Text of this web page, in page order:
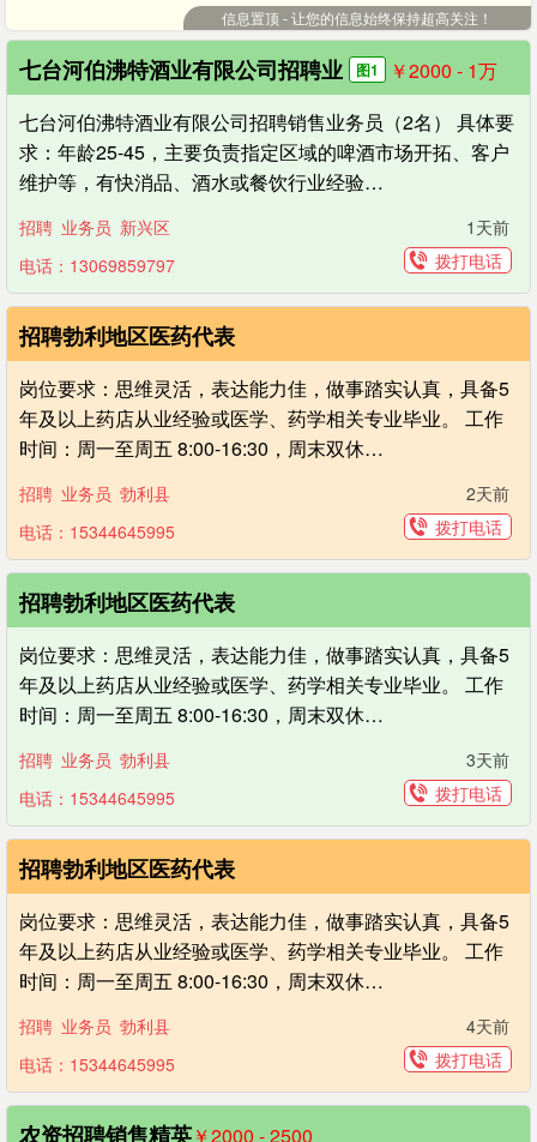
信息置顶 - 让您的信息始终保持超高关注！
七台河伯沸特酒业有限公司招聘业 图1 ￥2000 - 1万
七台河伯沸特酒业有限公司招聘销售业务员（2名） 具体要
求：年龄25-45，主要负责指定区域的啤酒市场开拓、客户
维护等，有快消品、酒水或餐饮行业经验…
招聘 业务员 新兴区
1天前
电话：13069859797
拨打电话
招聘勃利地区医药代表
岗位要求：思维灵活，表达能力佳，做事踏实认真，具备5
年及以上药店从业经验或医学、药学相关专业毕业。 工作
时间：周一至周五 8:00-16:30，周末双休…
招聘 业务员 勃利县
2天前
电话：15344645995
拨打电话
招聘勃利地区医药代表
岗位要求：思维灵活，表达能力佳，做事踏实认真，具备5
年及以上药店从业经验或医学、药学相关专业毕业。 工作
时间：周一至周五 8:00-16:30，周末双休…
招聘 业务员 勃利县
3天前
电话：15344645995
拨打电话
招聘勃利地区医药代表
岗位要求：思维灵活，表达能力佳，做事踏实认真，具备5
年及以上药店从业经验或医学、药学相关专业毕业。 工作
时间：周一至周五 8:00-16:30，周末双休…
招聘 业务员 勃利县
4天前
电话：15344645995
拨打电话
农资招聘销售精英￥2000 - 2500